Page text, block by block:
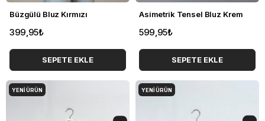
Büzgülü Bluz Kırmızı
399,95₺
SEPETE EKLE
Asimetrik Tensel Bluz Krem
599,95₺
SEPETE EKLE
YENI ÜRÜN YENI ÜRÜN